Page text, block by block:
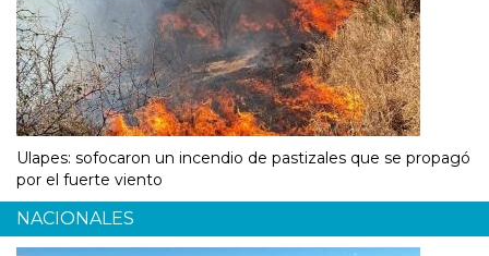
Ulapes: sofocaron un incendio de pastizales que se propagó
por el fuerte viento
NACIONALES